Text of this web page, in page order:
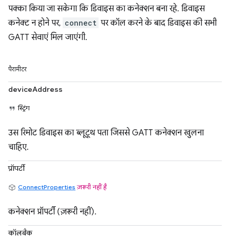
पक्का किया जा सकेगा कि डिवाइस का कनेक्शन बना रहे. डिवाइस
कनेक्ट न होने पर, connect पर कॉल करने के बाद डिवाइस की सभी
GATT सेवाएं मिल जाएंगी.
पैरामीटर
deviceAddress
स्ट्रिंग
उस रिमोट डिवाइस का ब्लूटूथ पता जिससे GATT कनेक्शन खुलना
चाहिए.
प्रॉपर्टी
ConnectProperties ज़रूरी नहीं है
कनेक्शन प्रॉपर्टी (ज़रूरी नहीं).
कॉलबैक